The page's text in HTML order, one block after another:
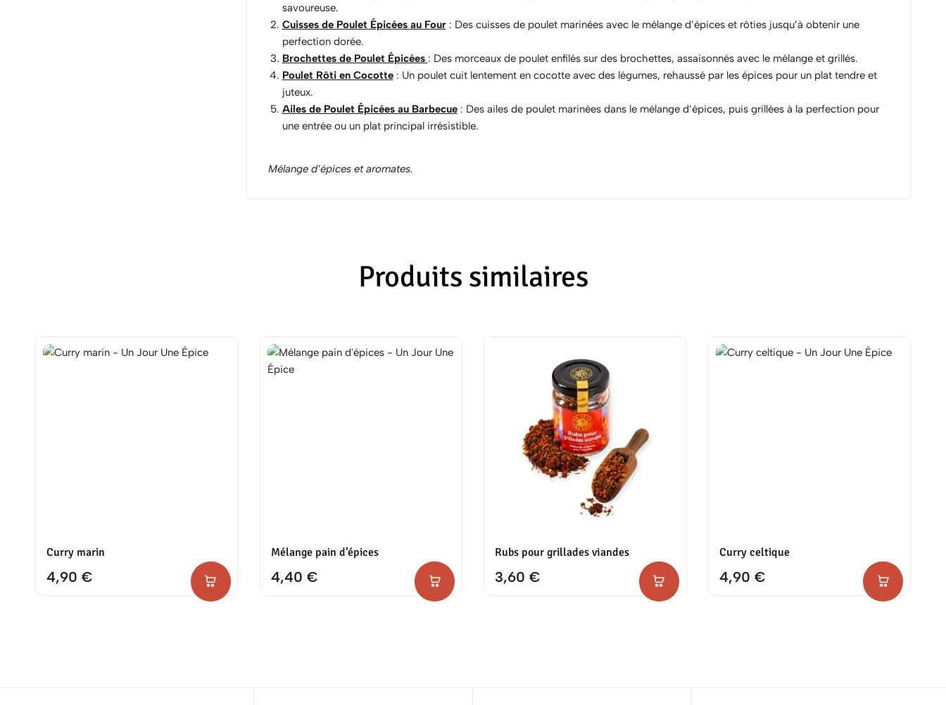
savoureuse.
Cuisses de Poulet Épicées au Four: Des cuisses de poulet marinées avec le mélange d’épices et rôties jusqu’à obtenir une
perfection dorée.
Brochettes de Poulet Épicées : Des morceaux de poulet enfilés sur des brochettes, assaisonnés avec le mélange et grillés.
Poulet Rôti en Cocotte: Un poulet cuit lentement en cocotte avec des légumes, rehaussé par les épices pour un plat tendre et
juteux.
Ailes de Poulet Épicées au Barbecue: Des ailes de poulet marinées dans le mélange d’épices, puis grillées à la perfection pour
une entrée ou un plat principal irrésistible.
Mélange d’épices et aromates.
Produits similaires
Curry marin
4,90 €
Mélange pain d’épices
4,40 €
Rubs pour grillades viandes
3,60 €
Curry celtique
4,90 €